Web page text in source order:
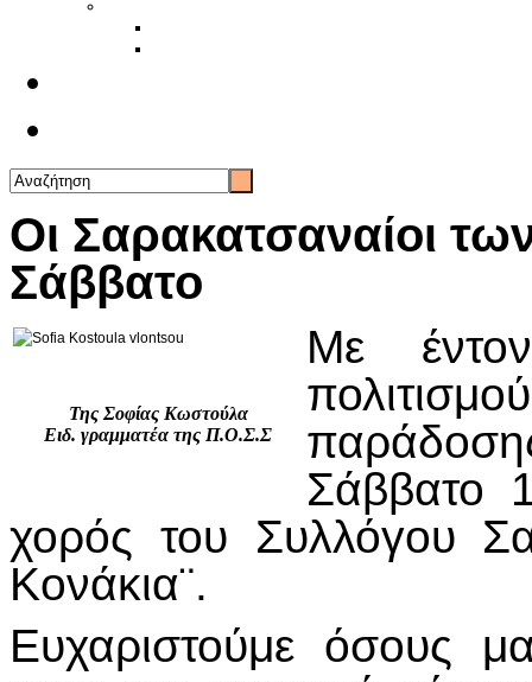
Οι Σαρακατσαναίοι
Σάββατο
Της Σοφίας Κωστούλα
Ειδ. γραμματέα της Π.Ο.Σ.Σ
Με
Σάββατο
χορός του Συλλόγου
Κονάκια¨.
Ευχαριστούμε όσους